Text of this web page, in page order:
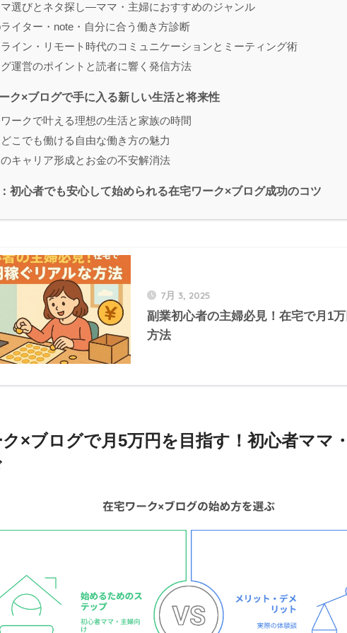
選びとネタ探し―ママ・主婦におすすめのジャンル
イター・note・自分に合う働き方診断
イン・リモート時代のコミュニケーションとミーティング術
運営のポイントと読者に響く発信方法
ク×ブログで手に入る新しい生活と将来性
ークで叶える理想の生活と家族の時間
こでも働ける自由な働き方の魅力
キャリア形成とお金の不安解消法
初心者でも安心して始められる在宅ワーク×ブログ成功のコツ
7月 3, 2025
副業初心者の主婦必見！在宅で月1
方法
×ブログで月5万円を目指す！初心者ママ